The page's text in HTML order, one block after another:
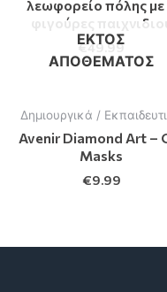
λεωφορείο πόλης με
φιγούρες
€49.99
ΕΚΤΌΣ
ΑΠΟΘΈΜΑΤΟΣ
Δημιουργικά /
Avenir Diamond Art –
Masks
€9.99